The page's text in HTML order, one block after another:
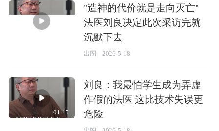
"造神的代价就是走向灭亡"
法医刘良决定此次采访完就
沉默下去
出圈 2026-5-18
01:15
刘良：我最怕学生成为弄虚
作假的法医 这比技术失误更
危险